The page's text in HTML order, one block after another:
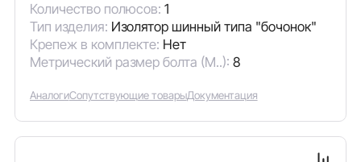
Количество полюсов: 1
Тип изделия: Изолятор шинный типа "бочонок"
Крепеж в комплекте: Нет
Метрический размер болта (М..): 8
АналогиСопутствующие товарыДокументация